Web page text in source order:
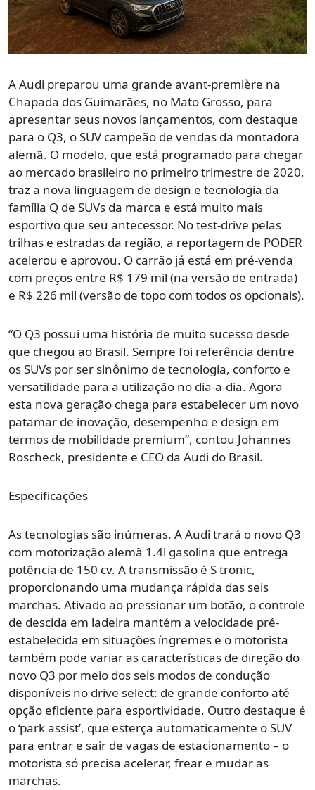
A Audi preparou uma grande avant-première na
Chapada dos Guimarães, no Mato Grosso, para
apresentar seus novos lançamentos, com destaque
para o Q3, o SUV campeão de vendas da montadora
alemã. O modelo, que está programado para chegar
ao mercado brasileiro no primeiro trimestre de 2020,
traz a nova linguagem de design e tecnologia da
família Q de SUVs da marca e está muito mais
esportivo que seu antecessor. No test-drive pelas
trilhas e estradas da região, a reportagem de PODER
acelerou e aprovou. O carrão já está em pré-venda
com preços entre R$ 179 mil (na versão de entrada)
e R$ 226 mil (versão de topo com todos os opcionais).
“O Q3 possui uma história de muito sucesso desde
que chegou ao Brasil. Sempre foi referência dentre
os SUVs por ser sinônimo de tecnologia, conforto e
versatilidade para a utilização no dia-a-dia. Agora
esta nova geração chega para estabelecer um novo
patamar de inovação, desempenho e design em
termos de mobilidade premium”, contou Johannes
Roscheck, presidente e CEO da Audi do Brasil.
Especificações
As tecnologias são inúmeras. A Audi trará o novo Q3
com motorização alemã 1.4l gasolina que entrega
potência de 150 cv. A transmissão é S tronic,
proporcionando uma mudança rápida das seis
marchas. Ativado ao pressionar um botão, o controle
de descida em ladeira mantém a velocidade pré-
estabelecida em situações íngremes e o motorista
também pode variar as características de direção do
novo Q3 por meio dos seis modos de condução
disponíveis no drive select: de grande conforto até
opção eficiente para esportividade. Outro destaque é
o ‘park assist’, que esterça automaticamente o SUV
para entrar e sair de vagas de estacionamento – o
motorista só precisa acelerar, frear e mudar as
marchas.